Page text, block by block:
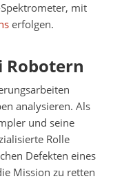
mit
erfolgen.
Robotern
analysieren. Als
und seine
Rolle
Defekten eines
Mission zu retten